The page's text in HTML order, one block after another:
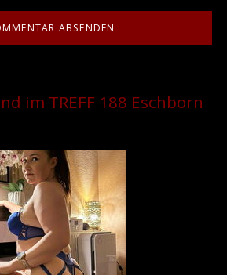
im TREFF 188 Eschborn